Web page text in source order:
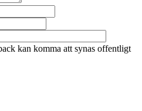
kan komma att synas offentligt